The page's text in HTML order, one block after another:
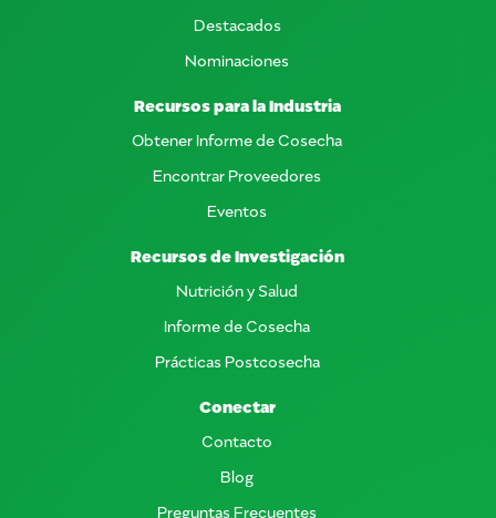
Destacados
Nominaciones
Recursos para la Industria
Obtener Informe de Cosecha
Encontrar Proveedores
Eventos
Recursos de Investigación
Nutrición y Salud
Informe de Cosecha
Prácticas Postcosecha
Conectar
Contacto
Blog
Preguntas Frecuentes